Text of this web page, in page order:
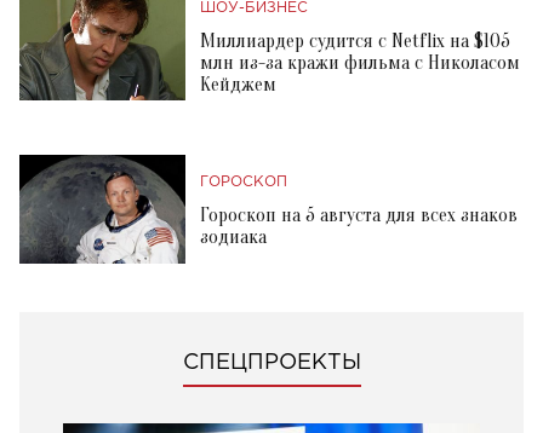
ШОУ-БИЗНЕС
Миллиардер судится с Netflix на $105
млн из-за кражи фильма с Николасом
Кейджем
ГОРОСКОП
Гороскоп на 5 августа для всех знаков
зодиака
СПЕЦПРОЕКТЫ